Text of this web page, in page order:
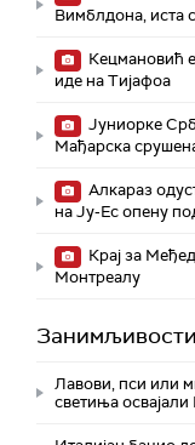
Вимблдона, иста
Кецмановић
иде на Тијафоа
Јуниорке
Мађарска
Алкараз
на Ју-Ес опену
Крај за
Монтреалу
Занимљивости
Лавови, пси или
светиња